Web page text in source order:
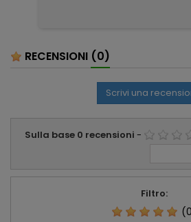
RECENSIONI (0)
Scrivi una
Sulla base 0 recensioni -
Filtro: